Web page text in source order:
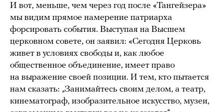
И вот, меньше, чем через год после «Тангейзера»
мы видим прямое намерение патриарха
форсировать события. Выступая на Высшем
церковном совете, он заявил: «Сегодня Церковь
живет в условиях свободы и, как любое
общественное объединение, имеет право
на выражение своей позиции. И тем, кто пытается
нам сказать: „Занимайтесь своим делом, а театр,
кинематограф, изобразительное искусство, музеи,